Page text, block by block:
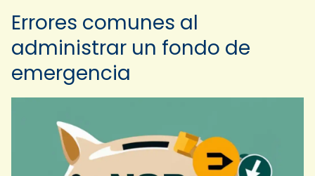
Errores comunes al
administrar un fondo de
emergencia